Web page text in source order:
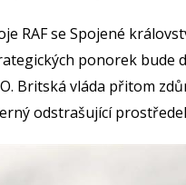
RAF se Spojené
ponorek bude
Britská vláda přitom
odstrašující